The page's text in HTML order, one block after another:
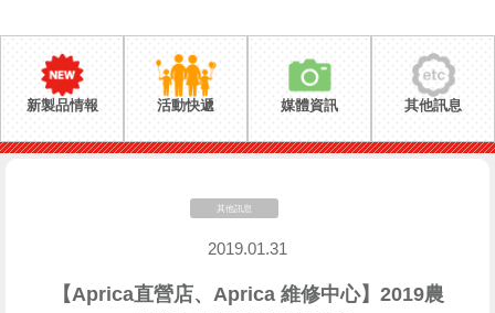
新製品情報 活動快遞 媒體資訊 其他訊息
其他訊息
2019.01.31
【Aprica直營店、Aprica 維修中心】2019農